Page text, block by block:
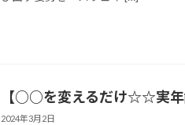
【○○を変えるだけ☆☆実年
2024年3月2日